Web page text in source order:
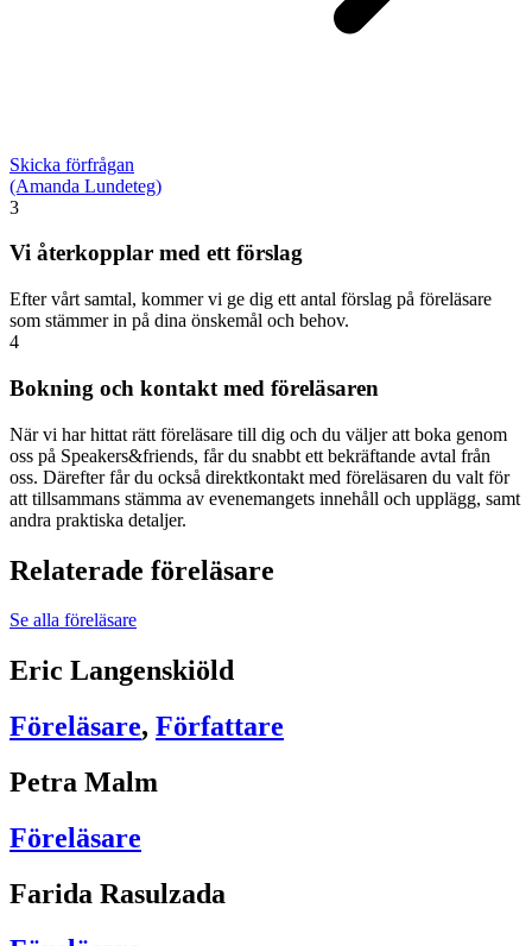
Skicka förfrågan
(Amanda Lundeteg)
3
Vi återkopplar med ett förslag
Efter vårt samtal, kommer vi ge dig ett antal förslag på föreläsare
som stämmer in på dina önskemål och behov.
4
Bokning och kontakt med föreläsaren
När vi har hittat rätt föreläsare till dig och du väljer att boka genom
oss på Speakers&friends, får du snabbt ett bekräftande avtal från
oss. Därefter får du också direktkontakt med föreläsaren du valt för
att tillsammans stämma av evenemangets innehåll och upplägg, samt
andra praktiska detaljer.
Relaterade föreläsare
Se alla föreläsare
Eric Langenskiöld
Föreläsare, Författare
Petra Malm
Föreläsare
Farida Rasulzada